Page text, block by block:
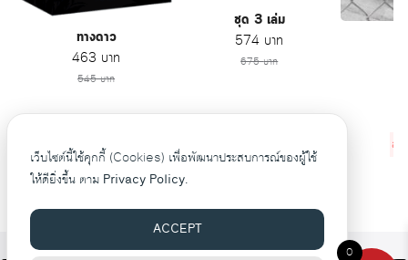
ทางดาว
545บาท
Original price was: 545 บาท.
463 บาท Current price is: 463 บาท.
ลดไป 82
ชุด 3 เล่ม
675บาท
Original price was: 675 บาท.
574 บาท
ลด
©2026 WWW.PASRASAA.COM. ALL RIGHTS RESERVED. 0
เว็บไซต์นี้ใช้คุกกี้ (Cookies) เพื่อพัฒนาประสบการณ์ของผู้ใช้
ให้ดียิ่งขึ้น ตาม Privacy Policy.
ACCEPT